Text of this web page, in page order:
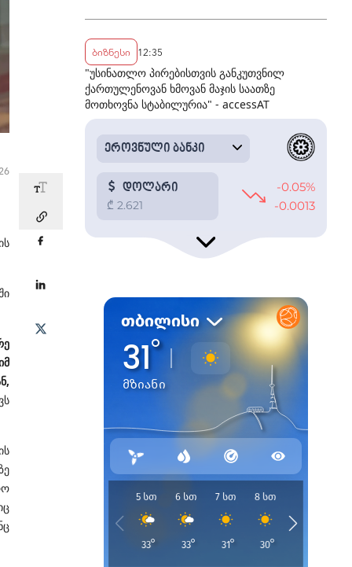
ბიზნესი 12:35
"უსინათლო პირებისთვის განკუთვნილ
ქართულენოვან ხმოვან მაჯის საათზე
მოთხოვნა სტაბილურია" - accessAT